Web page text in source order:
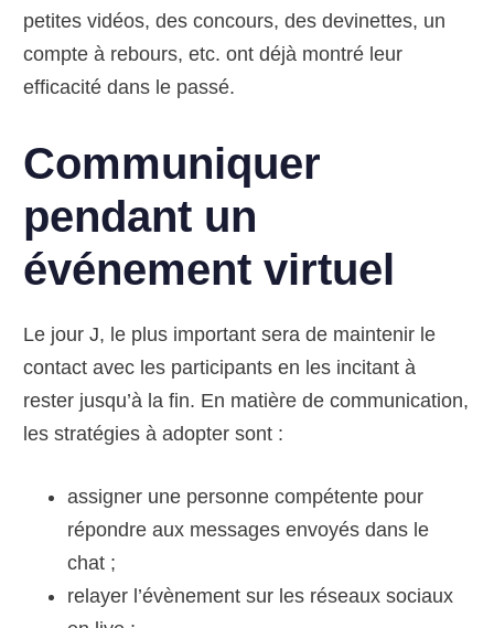
petites vidéos, des concours, des devinettes, un
compte à rebours, etc. ont déjà montré leur
efficacité dans le passé.
Communiquer
pendant un
événement virtuel
Le jour J, le plus important sera de maintenir le
contact avec les participants en les incitant à
rester jusqu’à la fin. En matière de communication,
les stratégies à adopter sont :
assigner une personne compétente pour
répondre aux messages envoyés dans le
chat ;
relayer l’évènement sur les réseaux sociaux